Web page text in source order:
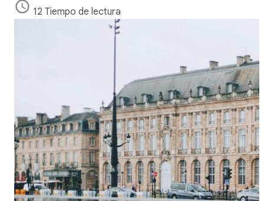
12 Tiempo de lectura